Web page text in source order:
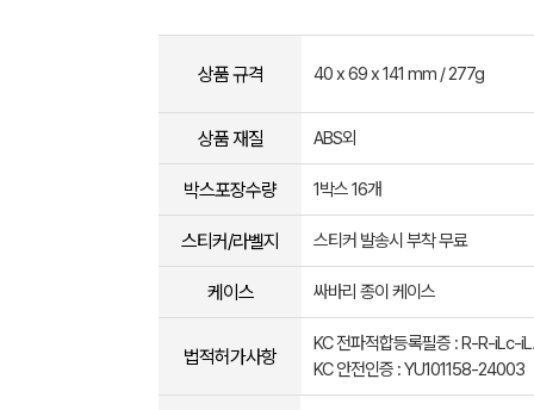
상품 규격 40 x 69 x 141 mm / 277g
상품 재질 ABS외
박스포장수량 1박스 16개
스티커/라벨지 스티커 발송시 부착 무료
케이스 싸바리 종이 케이스
법적허가사항
KC 전파적합등록필증 : R-R-iLc-
KC 안전인증 : YU101158-24003